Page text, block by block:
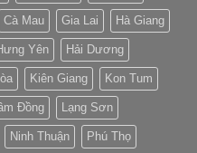
Cà Mau Gia Lai Hà Giang
Yên Hải Dương
Kiên Giang Kon Tum
Đồng Lạng Sơn
Ninh Thuận Phú Thọ